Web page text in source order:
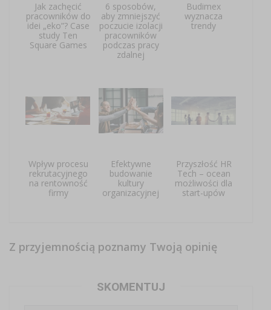
Jak zachęcić
pracowników do
idei „eko”? Case
study Ten
Square Games
6 sposobów,
aby zmniejszyć
poczucie izolacji
pracowników
podczas pracy
zdalnej
Budimex
wyznacza
trendy
Wpływ procesu
rekrutacyjnego
na rentowność
firmy
Efektywne
budowanie
kultury
organizacyjnej
Przyszłość HR
Tech – ocean
możliwości dla
start-upów
Z przyjemnością poznamy Twoją opinię
SKOMENTUJ